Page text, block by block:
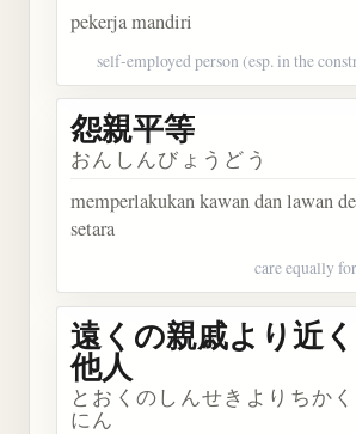
pekerja mandiri
self-employed person (esp. in the
怨親平等
おんしんびょうどう
memperlakukan kawan dan lawan
setara
care equally
遠くの親戚より近
他人
とおくのしんせきよりちか
にん